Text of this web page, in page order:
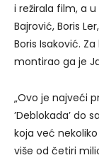
i režirala film, a
Bajrović, Boris
Boris Isaković.
montirao ga je
„Ovo je najveći
’Deblokada’ do
koja već
više od četiri